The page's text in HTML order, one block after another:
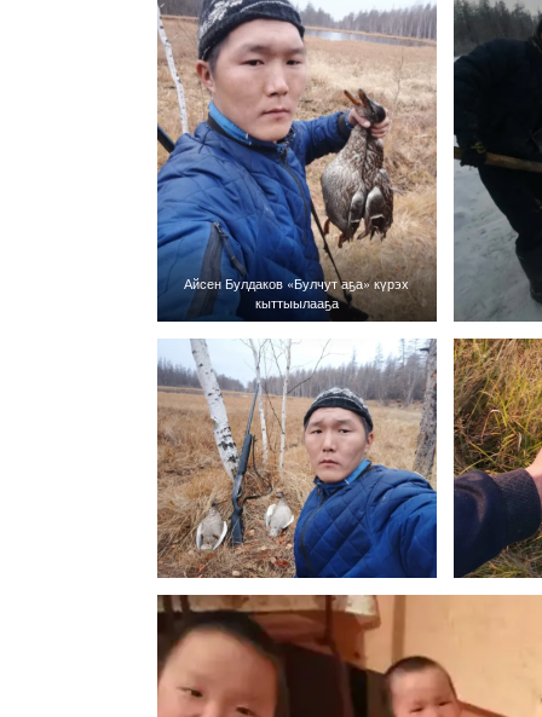
Айсен Булдаков «Булчут аҕа» күрэх
кыттыылааҕа